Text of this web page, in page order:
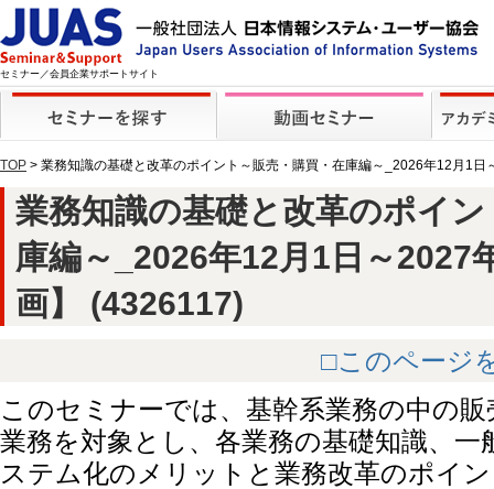
セミナー／会員企業サポートサイト
TOP > 業務知識の基礎と改革のポイント～販売・購買・在庫編～_2026年12月1日
業務知識の基礎と改革のポイ
庫編～_2026年12月1日～2027
画】 (4326117)
□このページ
このセミナーでは、基幹系業務の中の
業務を対象とし、各業務の基礎知識、
ステム化のメリットと業務改革のポイ